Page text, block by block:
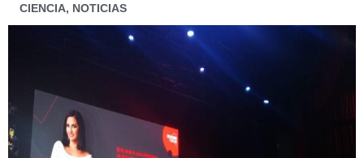
CIENCIA, NOTICIAS